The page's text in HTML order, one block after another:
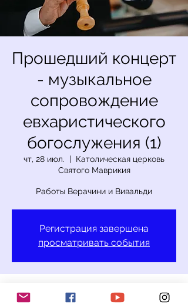
Прошедший концерт
- музыкальное
сопровождение
евхаристического
богослужения (1)
чт, 28 июл.
  |
Католическая церковь
Святого Маврикия
Работы Верачини и Вивальди
Регистрация завершена
просматривать события
Время и место